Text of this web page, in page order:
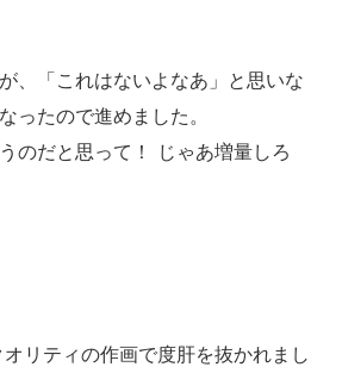
、「これはないよなあ」と思いな
ったので進めました。
のだと思って！ じゃあ増量しろ
リティの作画で度肝を抜かれまし